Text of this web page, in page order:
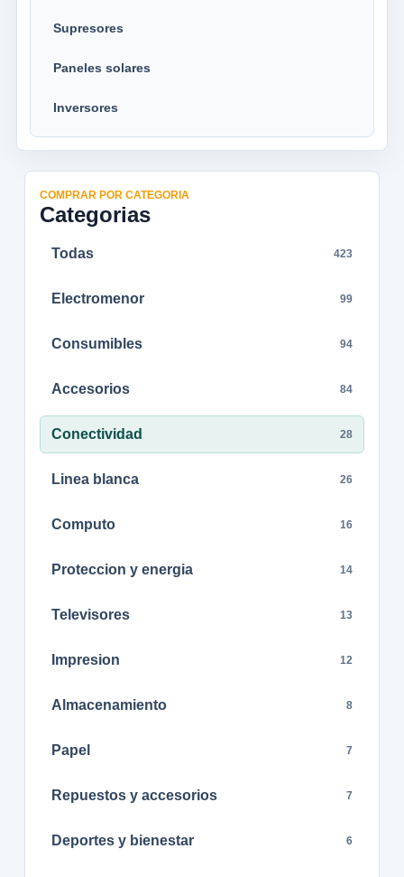
Supresores
Paneles solares
Inversores
COMPRAR POR CATEGORIA
Categorias
Todas 423
Electromenor 99
Consumibles 94
Accesorios 84
Conectividad 28
Linea blanca 26
Computo 16
Proteccion y energia 14
Televisores 13
Impresion 12
Almacenamiento 8
Papel 7
Repuestos y accesorios 7
Deportes y bienestar 6